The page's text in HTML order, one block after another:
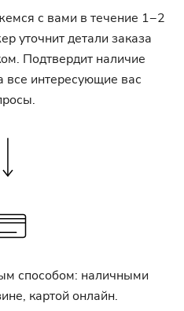
с вами в течение 1−2
уточнит детали заказа
Подтвердит наличие
все интересующие вас
способом: наличными
картой онлайн.